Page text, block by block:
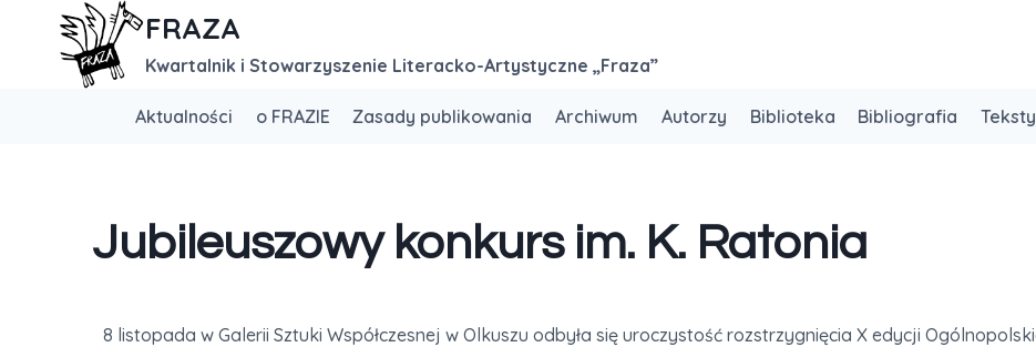
FRAZA
Kwartalnik i Stowarzyszenie Literacko-Artystyczne „Fraza”
Aktualności o FRAZIE Zasady publikowania Archiwum Autorzy Biblioteka Bibliografia
Jubileuszowy konkurs im. K. Ratonia
8 listopada w Galerii Sztuki Współczesnej w Olkuszu odbyła się uroczystość rozstrzygnięcia X edycji